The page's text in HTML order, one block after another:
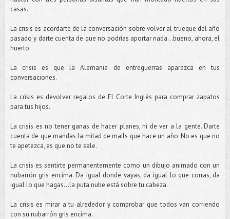
casas.
La crisis es acordarte de la conversación sobre volver al trueque del año
pasado y darte cuenta de que no podrías aportar nada…bueno, ahora, el
huerto.
La crisis es que la Alemania de entreguerras aparezca en tus
conversaciones.
La crisis es devolver regalos de El Corte Inglés para comprar zapatos
para tus hijos.
La crisis es no tener ganas de hacer planes, ni de ver a la gente. Darte
cuenta de que mandas la mitad de mails que hace un año. No es que no
te apetezca, es que no te sale.
La crisis es sentirte permanentemente como un dibujo animado con un
nubarrón gris encima. Da igual donde vayas, da igual lo que corras, da
igual lo que hagas...la puta nube está sobre tu cabeza.
La crisis es mirar a tu alrededor y comprobar que todos van corriendo
con su nubarrón gris encima.